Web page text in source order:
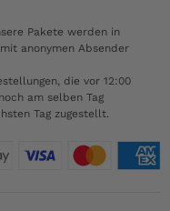
Pakete werden in
anonymen Absender
die vor 12:00
am selben Tag
Tag zugestellt.